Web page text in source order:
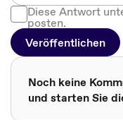
Diese Antwort
posten.
Veröffentlichen
Noch keine
und starten Sie